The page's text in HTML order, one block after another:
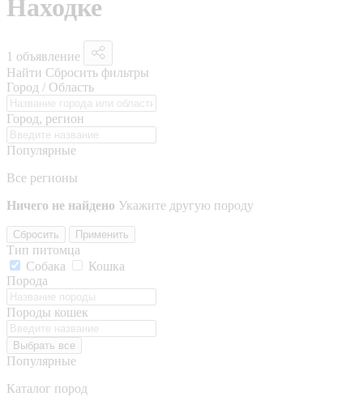
Находке
1 объявление
Найти Сбросить фильтры
Город / Область
Город, регион
Популярные
Все регионы
Ничего не найдено Укажите другую породу
Сбросить Применить
Тип питомца
Собака
Кошка
Порода
Породы кошек
Выбрать все
Популярные
Каталог пород